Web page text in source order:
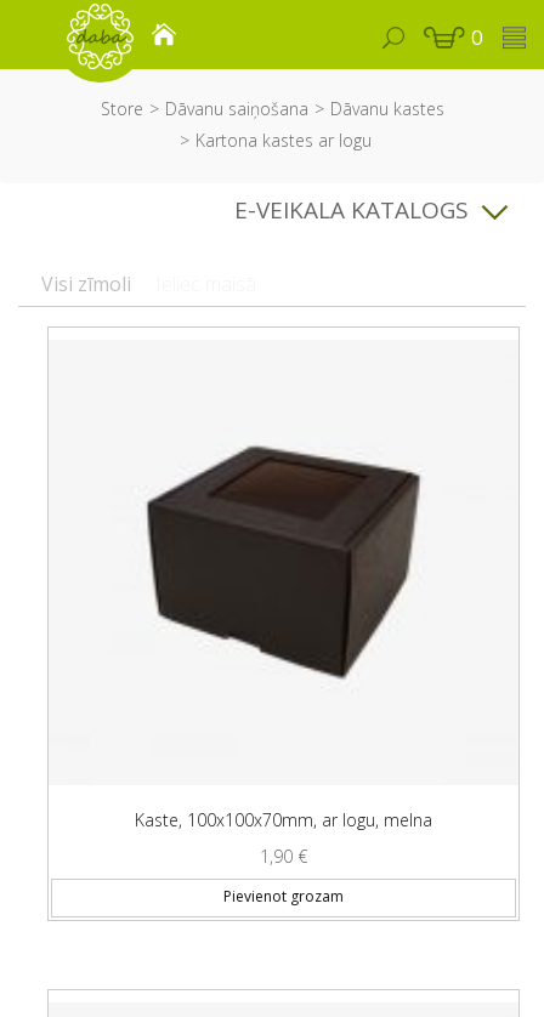
0
Store Dāvanu saiņošana
Dāvanu kastes
Kartona kastes ar logu
E-VEIKALA KATALOGS
Visi zīmoli
Kaste, 100x100x70mm, ar logu, melna
1,90 €
Pievienot grozam